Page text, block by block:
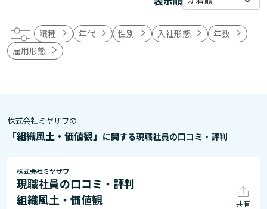
職種 年代 性別 入社形態
年数
雇用形態
株式会社ミヤザワの
「組織風土・価値観」 に関する現職社員の口コミ・評判
株式会社ミヤザワ
現職社員の口コミ・評判
組織風土・価値観
共有